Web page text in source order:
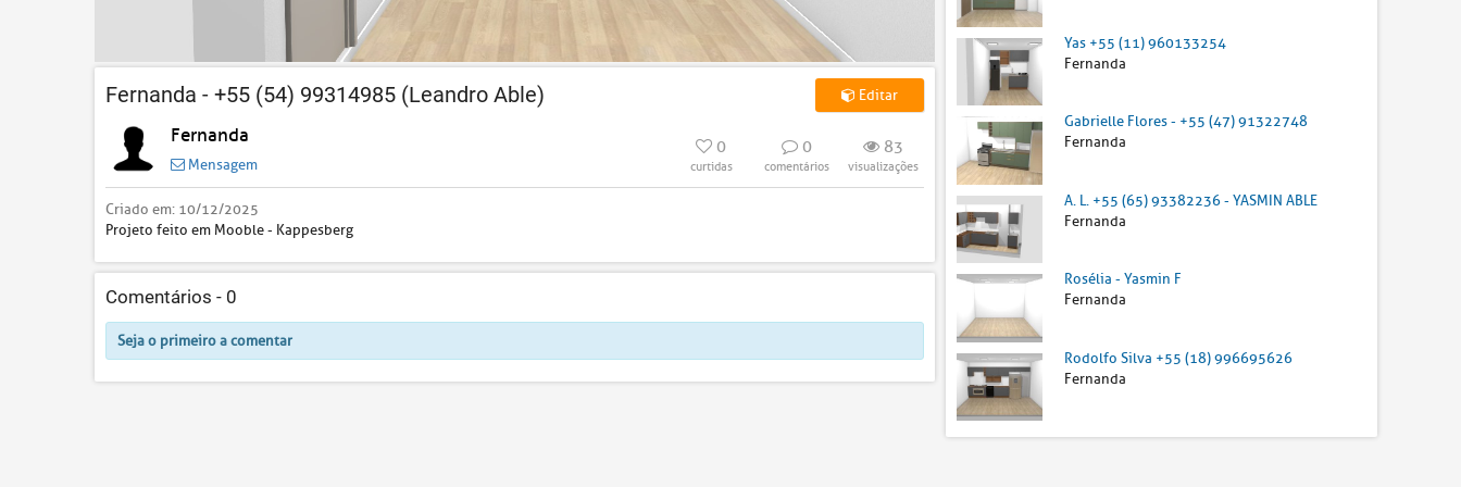
Fernanda - +55 (54) 99314985 (Leandro Able) Editar
Fernanda
Mensagem
0
curtidas
0
comentários
83
visualizações
Criado em: 10/12/2025
Projeto feito em Mooble - Kappesberg
Comentários - 0
Seja o primeiro a comentar
Yas +55 (11) 960133254
Fernanda
Gabrielle Flores - +55 (47) 91322748
Fernanda
A. L. +55 (65) 93382236 - YASMIN ABLE
Fernanda
Rosélia - Yasmin F
Fernanda
Rodolfo Silva +55 (18) 996695626
Fernanda